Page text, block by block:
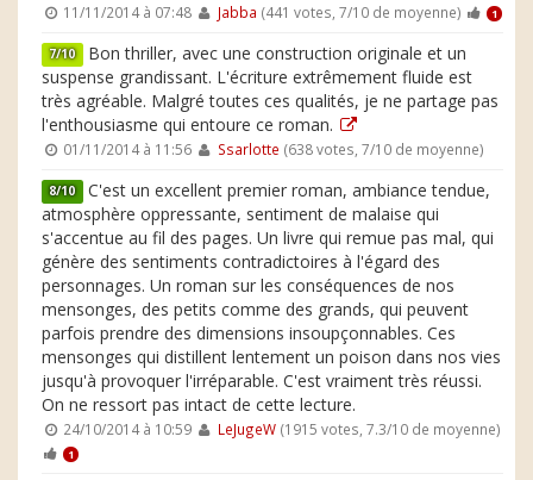
11/11/2014 à 07:48 Jabba (441 votes, 7/10 de moyenne) 1
7/10 Bon thriller, avec une construction originale et un
suspense grandissant. L'écriture extrêmement fluide est
très agréable. Malgré toutes ces qualités, je ne partage pas
l'enthousiasme qui entoure ce roman.
01/11/2014 à 11:56 Ssarlotte (638 votes, 7/10 de moyenne)
8/10 C'est un excellent premier roman, ambiance tendue,
atmosphère oppressante, sentiment de malaise qui
s'accentue au fil des pages. Un livre qui remue pas mal, qui
génère des sentiments contradictoires à l'égard des
personnages. Un roman sur les conséquences de nos
mensonges, des petits comme des grands, qui peuvent
parfois prendre des dimensions insoupçonnables. Ces
mensonges qui distillent lentement un poison dans nos vies
jusqu'à provoquer l'irréparable. C'est vraiment très réussi.
On ne ressort pas intact de cette lecture.
24/10/2014 à 10:59 LeJugeW(1915 votes, 7.3/10 de moyenne)
1